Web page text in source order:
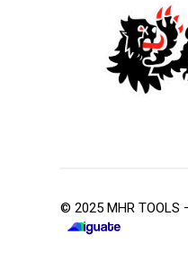
© 2025 MHR
iGuate.com